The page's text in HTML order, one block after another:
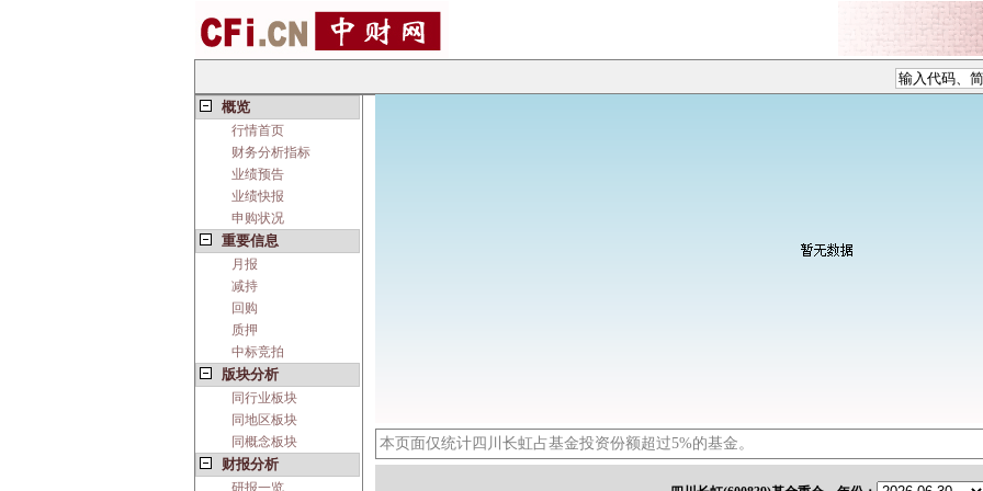
概览
行情首页
财务分析指标
业绩预告
业绩快报
申购状况
重要信息
月报
减持
回购
质押
中标竞拍
版块分析
同行业板块
同地区板块
同概念板块
财报分析
研报一览
本页面仅统计四川长虹占基金投资份额超过5%的基金。